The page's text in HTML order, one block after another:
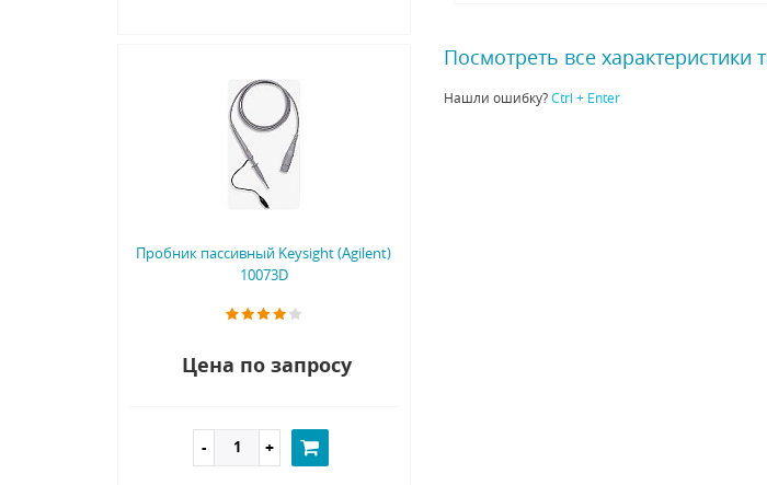
Пробник пассивный Keysight (Agilent)
10073D
Цена по запросу
Посмотреть все
Нашли ошибку?Ctrl + Enter